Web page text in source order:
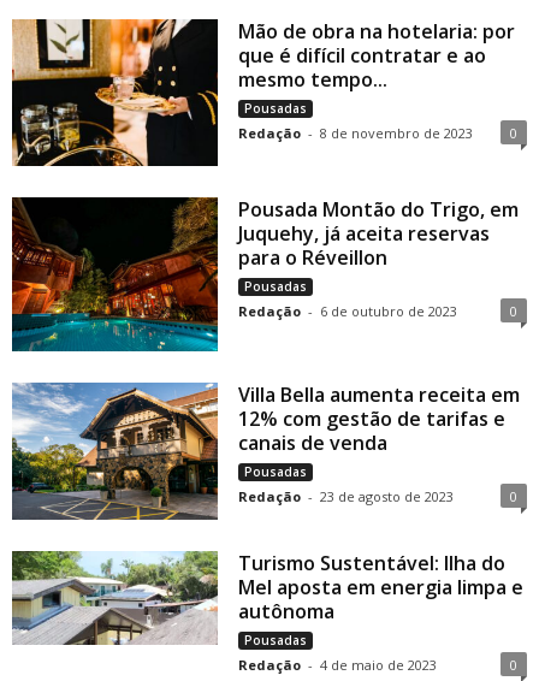
Mão de obra na hotelaria: por
que é difícil contratar e ao
mesmo tempo...
Pousadas
Redação - 8 de novembro de 2023 0
Pousada Montão do Trigo, em
Juquehy, já aceita reservas
para o Réveillon
Pousadas
Redação - 6 de outubro de 2023 0
Villa Bella aumenta receita em
12% com gestão de tarifas e
canais de venda
Pousadas
Redação - 23 de agosto de 2023 0
Turismo Sustentável: Ilha do
Mel aposta em energia limpa e
autônoma
Pousadas
Redação - 4 de maio de 2023 0